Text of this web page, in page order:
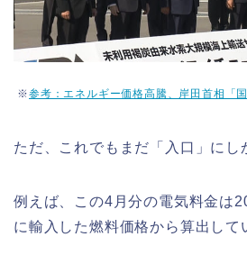
※参考：エネルギー価格高騰、岸田首相「
ただ、これでもまだ「入口」にし
例えば、この4月分の電気料金は
に輸入した燃料価格から算出して